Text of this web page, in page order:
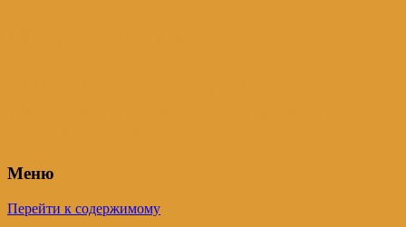
Меню
Перейти к содержимому